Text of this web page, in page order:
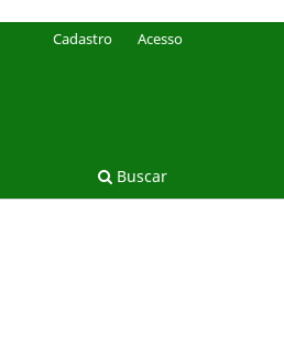
Buscar
Cadastro Acesso